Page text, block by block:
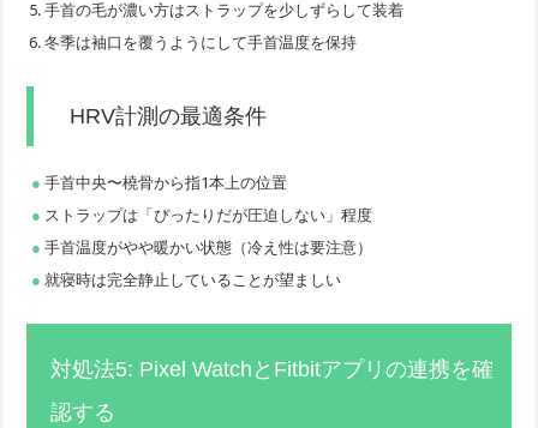
手首の毛が濃い方はストラップを少しずらして装着
冬季は袖口を覆うようにして手首温度を保持
HRV計測の最適条件
手首中央〜橈骨から指1本上の位置
ストラップは「ぴったりだが圧迫しない」程度
手首温度がやや暖かい状態（冷え性は要注意）
就寝時は完全静止していることが望ましい
対処法5: Pixel WatchとFitbitアプリの連携を確
認する